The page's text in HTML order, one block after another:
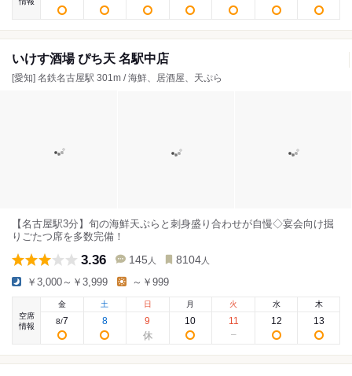
いけす酒場 ぴち天 名駅中店
[愛知] 名鉄名古屋駅 301m / 海鮮、居酒屋、天ぷら
【名古屋駅3分】旬の海鮮天ぷらと刺身盛り合わせが自慢◇宴会向け掘
りごたつ席を多数完備！
3.36 145 人 8104 人
￥3,000～￥3,999 ～￥999
空席
情報
金
8/7
土
8
日
9
月
10
火
11
水
12
木
13